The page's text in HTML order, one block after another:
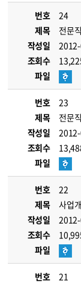
번호
24
제목
전문
작성일
조회수
파일
번호
23
제목
전문
작성일
조회수
파일
번호
22
제목
사업
작성일
조회수
파일
번호
21